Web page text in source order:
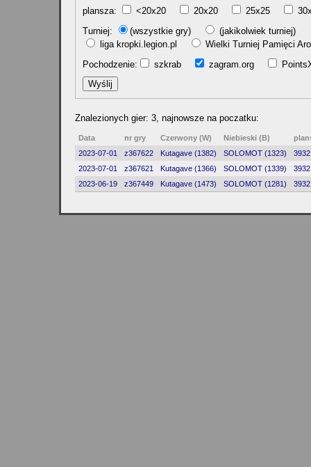
plansza:
<20x20 20x20 25x25
Turniej:
(wszystkie gry)
(jakikolwiek turniej)
liga kropki.legion.pl
Wielki Turniej Pamięci
Pochodzenie:
szkrab zagram.org
Znalezionych gier: 3, najnowsze na poczatku:
Data nr gry Czerwony (W) Niebieski (B)
2023-07-01
z367622 Kutagave (1382) SOLOMOT (1323)
3932
2023-07-01
z367621 Kutagave (1366) SOLOMOT (1339)
3932
2023-06-19
z367449 Kutagave (1473) SOLOMOT (1281) 3932